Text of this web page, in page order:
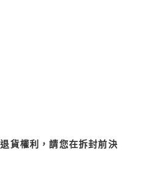
貨權利，請您在拆封前決